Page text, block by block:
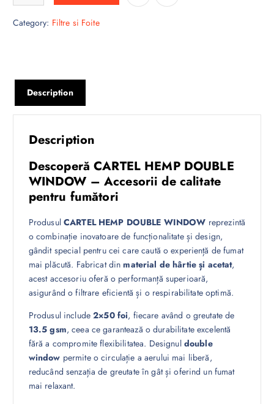
Category: Filtre si Foite
Description
Description
Descoperă CARTEL HEMP DOUBLE
WINDOW – Accesorii de calitate
pentru fumători
ProdusulCARTEL HEMP DOUBLE WINDOW reprezintă
o combinație inovatoare de funcționalitate și design,
gândit special pentru cei care caută o experiență de fumat
mai plăcută. Fabricat dinmaterial de hârtie și acetat,
acest accesoriu oferă o performanță superioară,
asigurând o filtrare eficientă și o respirabilitate optimă.
Produsul include2×50 foi, fiecare având o greutate de
13.5 gsm, ceea ce garantează o durabilitate excelentă
fără a compromite flexibilitatea. Designul double
window permite o circulație a aerului mai liberă,
reducând senzația de greutate în gât și oferind un fumat
mai relaxant.